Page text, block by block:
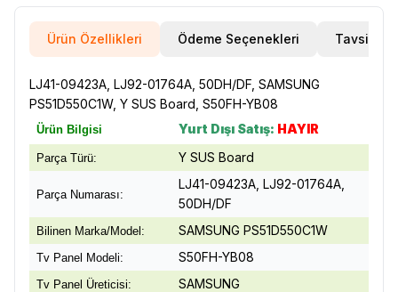
Ürün Özellikleri Ödeme Seçenekleri Tavsiye Et
LJ41-09423A, LJ92-01764A, 50DH/DF, SAMSUNG
PS51D550C1W, Y SUS Board, S50FH-YB08
Ürün Bilgisi Yurt Dışı Satış: HAYIR
Parça Türü: Y SUS Board
Parça Numarası:
LJ41-09423A, LJ92-01764A,
50DH/DF
Bilinen Marka/Model: SAMSUNG PS51D550C1W
Tv Panel Modeli: S50FH-YB08
Tv Panel Üreticisi: SAMSUNG